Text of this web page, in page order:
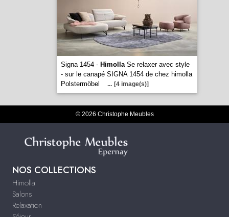
Signa 1454 - HimollaSe relaxer avec style
- sur le canapé SIGNA 1454 de chez himolla
Polstermöbel
... [4 image(s)]
© 2026 Christophe Meubles
NOS COLLECTIONS
Himolla
Salons
Relaxation